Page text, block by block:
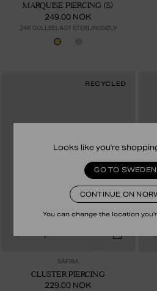
Looks like you're
GO TO
CONTINUE ON
You can change the location
MARQUISE PIERCING (S)
249.00 NOK
24K GULLBELAGT STERLINGSØLV
RECYCLED
SAFIRA
CLUSTER PIERCING
229.00 NOK